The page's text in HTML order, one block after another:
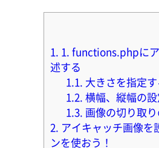
1. 1. functions.phpに
述する
1.1. 大きさを指定
1.2. 横幅、縦幅の
1.3. 画像の切り取
2. アイキャッチ画像を
ンを使おう！